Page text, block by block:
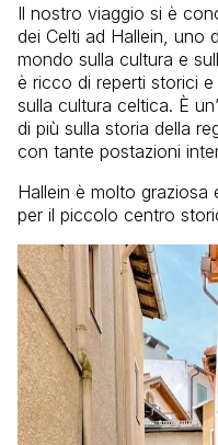
Il nostro viaggio si è
dei Celti ad Hallein, uno
mondo sulla cultura e
è ricco di reperti storici
sulla cultura celtica. È
di più sulla storia della
con tante postazioni
Hallein è molto graziosa
per il piccolo centro